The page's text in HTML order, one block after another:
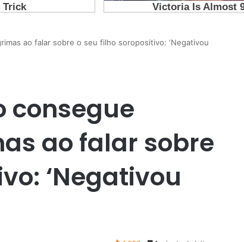
ao falar sobre o seu filho soropositivo: ‘Negativou
consegue
ao falar sobre
‘Negativou